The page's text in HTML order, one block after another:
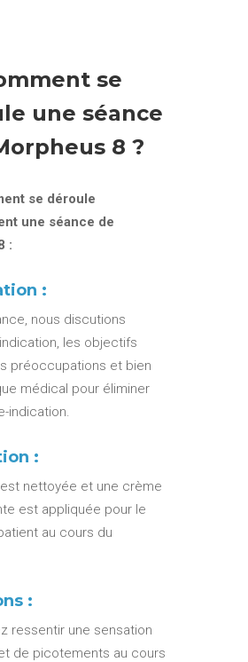
se
une séance
8 ?
se déroule
une séance de
:
:
nous discutions
les objectifs
préoccupations et bien
médical pour éliminer
indication.
:
nettoyée et une crème
est appliquée pour le
au cours du
:
ressentir une sensation
de picotements au cours